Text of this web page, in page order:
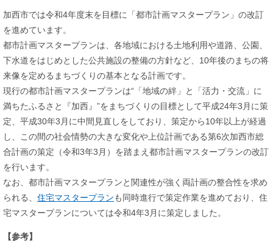
加西市では令和4年度末を目標に「都市計画マスタープラン」の改訂
を進めています。
都市計画マスタープランは、各地域における土地利用や道路、公園、
下水道をはじめとした公共施設の整備の方針など、10年後のまちの将
来像を定めるまちづくりの基本となる計画です。
現行の都市計画マスタープランは“「地域の絆」と「活力・交流」に
満ちたふるさと『加西』”をまちづくりの目標として平成24年3月に策
定、平成30年3月に中間見直しをしており、策定から10年以上が経過
し、この間の社会情勢の大きな変化や上位計画である第6次加西市総
合計画の策定（令和3年3月）を踏まえ都市計画マスタープランの改訂
を行います。
なお、都市計画マスタープランと関連性が強く両計画の整合性を求め
られる、 住宅マスタープランも同時進行で策定作業を進めており、住
宅マスタープランについては令和4年3月に策定しました。
【参考】